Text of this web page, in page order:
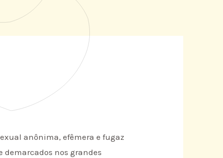
anônima, efêmera e fugaz
nos grandes